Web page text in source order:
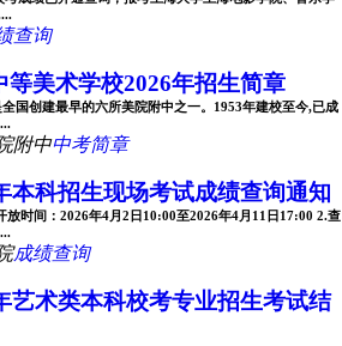
查询
美术学校2026年招生简章
国创建最早的六所美院附中之一。1953年建校至今,已成
附中中考简章
本科招生现场考试成绩查询通知
放时间：2026年4月2日10:00至2026年4月11日17:00 2.查
成绩查询
艺术类本科校考专业招生考试结